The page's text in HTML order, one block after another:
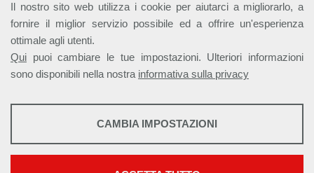
Il nostro sito web utilizza i cookie per aiutarci a migliorarlo, a
fornire il miglior servizio possibile ed a offrire un'esperienza
ottimale agli utenti.
Qui puoi cambiare le tue impostazioni. Ulteriori informazioni
sono disponibili nella nostra informativa sulla privacy
STATISTICHE
Mostra maggiori informazioni
CAMBIA IMPOSTAZIONI
Alleanza Italiana per lo Sviluppo Sostenibile - ASviS